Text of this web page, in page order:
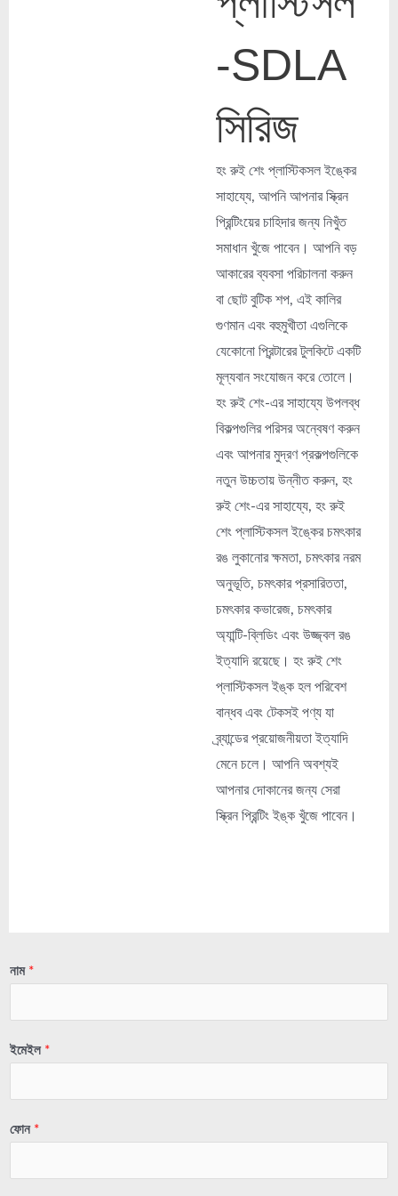
-SDLA
সিরিজ
হং রুই শেং প্লাস্টিকসল ইঙ্কের
সাহায্যে, আপনি আপনার স্ক্রিন
প্রিন্টিংয়ের চাহিদার জন্য নিখুঁত
সমাধান খুঁজে পাবেন। আপনি বড়
আকারের ব্যবসা পরিচালনা করুন
বা ছোট বুটিক শপ, এই কালির
গুণমান এবং বহুমুখীতা এগুলিকে
যেকোনো প্রিন্টারের টুলকিটে একটি
মূল্যবান সংযোজন করে তোলে।
হং রুই শেং-এর সাহায্যে উপলব্ধ
বিকল্পগুলির পরিসর অন্বেষণ করুন
এবং আপনার মুদ্রণ প্রকল্পগুলিকে
নতুন উচ্চতায় উন্নীত করুন, হং
রুই শেং-এর সাহায্যে, হং রুই
শেং প্লাস্টিকসল ইঙ্কের চমৎকার
রঙ লুকানোর ক্ষমতা, চমৎকার নরম
অনুভূতি, চমৎকার প্রসারিততা,
চমৎকার কভারেজ, চমৎকার
অ্যান্টি-ব্লিডিং এবং উজ্জ্বল রঙ
ইত্যাদি রয়েছে। হং রুই শেং
প্লাস্টিকসল ইঙ্ক হল পরিবেশ
বান্ধব এবং টেকসই পণ্য যা
ব্র্যান্ডের প্রয়োজনীয়তা ইত্যাদি
মেনে চলে। আপনি অবশ্যই
আপনার দোকানের জন্য সেরা
স্ক্রিন প্রিন্টিং ইঙ্ক খুঁজে পাবেন।
নাম *
ইমেইল *
ফোন *